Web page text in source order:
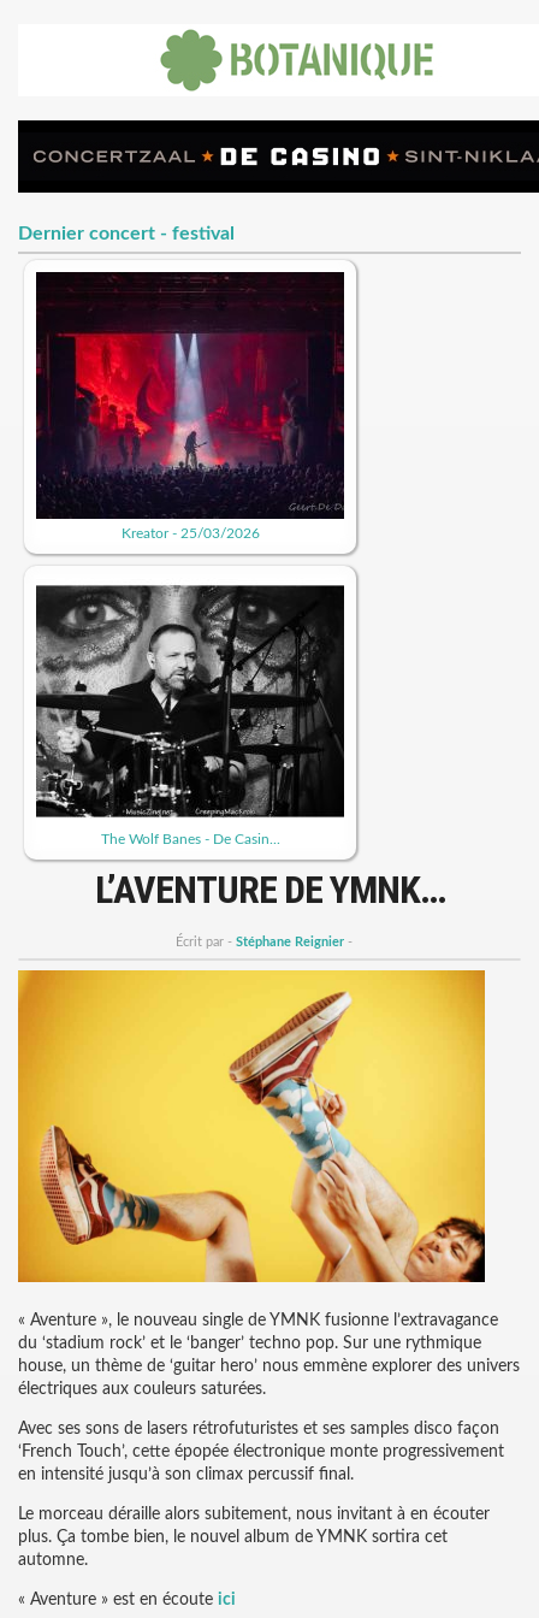
Dernier concert - festival
Kreator - 25/03/2026
The Wolf Banes - De Casin...
L’AVENTURE DE YMNK…
Écrit par - Stéphane Reignier-
« Aventure », le nouveau single de YMNK fusionne l’extravagance
du ‘stadium rock’ et le ‘banger’ techno pop. Sur une rythmique
house, un thème de ‘guitar hero’ nous emmène explorer des univers
électriques aux couleurs saturées.
Avec ses sons de lasers rétrofuturistes et ses samples disco façon
‘French Touch’, cette épopée électronique monte progressivement
en intensité jusqu’à son climax percussif final.
Le morceau déraille alors subitement, nous invitant à en écouter
plus. Ça tombe bien, le nouvel album de YMNK sortira cet
automne.
« Aventure » est en écoute ici